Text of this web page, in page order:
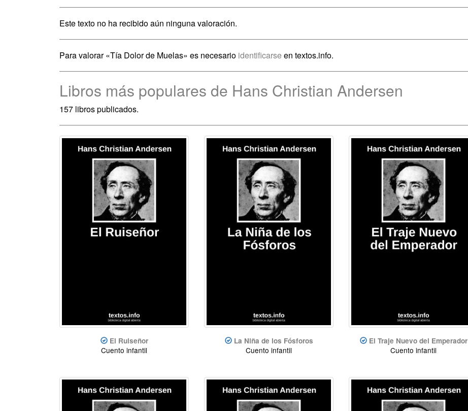
Este texto no ha recibido aún ninguna valoración.
Para valorar «Tía Dolor de Muelas» es necesario identificarse en textos.info.
Libros más populares de Hans Christian Andersen
157 libros publicados.
El Ruiseñor
Cuento infantil
La Niña de los Fósforos
Cuento infantil
El Traje Nuevo del Emperador
Cuento infantil